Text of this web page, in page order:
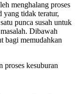
menghalang proses
yang tidak teratur,
punca susah untuk
Dibawah
bagi memudahkan
proses kesuburan